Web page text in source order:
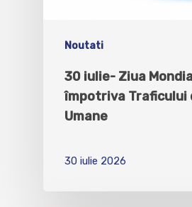
Noutati
30 iulie- Ziua
împotriva Traficului
Umane
30 iulie 2026